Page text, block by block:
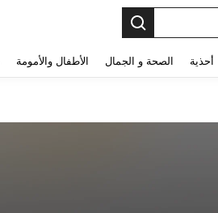
أحذية الصحة و الجمال الأطفال والأمومة